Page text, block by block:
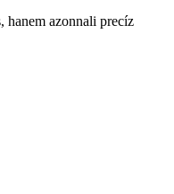
hanem azonnali precíz